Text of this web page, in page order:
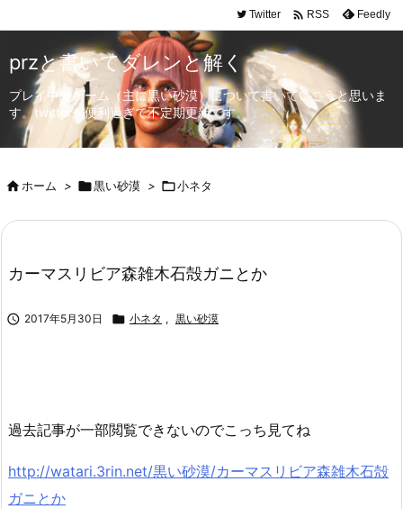
Twitter  RSS Feedly
przと書いてダレンと解く
プレイ中のゲーム（主に黒い砂漠）について書いていこうと思いま
す。twitterが便利過ぎて不定期更新です。
ホーム > 黒い砂漠 > 小ネタ
カーマスリビア森雑木石殻ガニとか
 2017年5月30日  小ネタ , 黒い砂漠
過去記事が一部閲覧できないのでこっち見てね
http://watari.3rin.net/黒い砂漠/カーマスリビア森雑木石殻
ガニとか